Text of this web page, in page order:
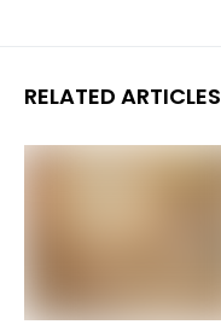
RELATED ARTICLES